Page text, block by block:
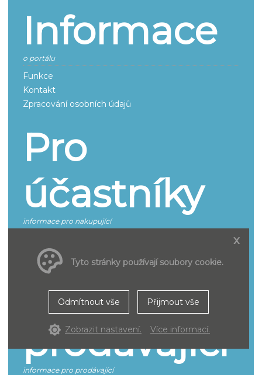
Informace
o portálu
Funkce
Kontakt
Zpracování osobních údajů
Pro
účastníky
informace pro nakupující
Smluvní podmínky pro účastníky řízení
Pro
prodávající
informace pro prodávající
x
Tyto stránky používají soubory cookie.
Odmítnout vše Přijmout vše
Zobrazit nastavení. Více informací.